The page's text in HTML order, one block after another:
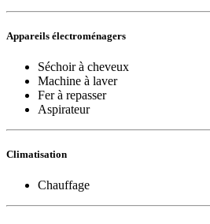
Appareils électroménagers
Séchoir à cheveux
Machine à laver
Fer à repasser
Aspirateur
Climatisation
Chauffage